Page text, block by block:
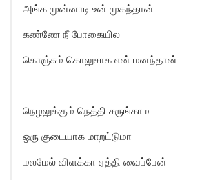
அங்க முன்னாடி உன் முகந்தான்
கண்ணே நீ போகையில
கொஞ்சும் கொலுசாக என் மனந்தான்
நெழலுக்கும் நெத்தி சுருங்காம
ஒரு குடையாக மாறட்டுமா
மலமேல் விளக்கா ஏத்தி வைப்பேன்